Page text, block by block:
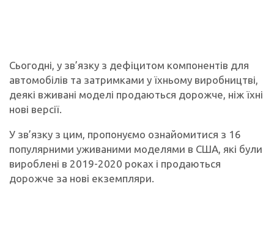
Сьогодні, у зв’язку з дефіцитом компонентів для
автомобілів та затримками у їхньому виробництві,
деякі вживані моделі продаються дорожче, ніж їхні
нові версії.
У зв’язку з цим, пропонуємо ознайомитися з 16
популярними уживаними моделями в США, які були
вироблені в 2019-2020 роках і продаються
дорожче за нові екземпляри.